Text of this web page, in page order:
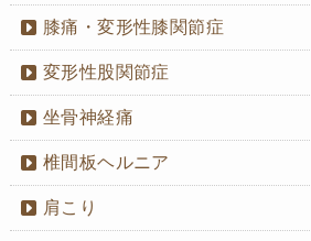
膝痛・変形性膝関節症
変形性股関節症
坐骨神経痛
椎間板ヘルニア
肩こり